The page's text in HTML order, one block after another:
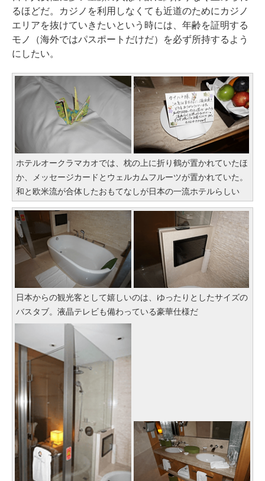
るほどだ。カジノを利用しなくても近道のためにカジノ
エリアを抜けていきたいという時には、年齢を証明する
モノ（海外ではパスポートだけだ）を必ず所持するよう
にしたい。
ホテルオークラマカオでは、枕の上に折り鶴が置かれていたほ
か、メッセージカードとウェルカムフルーツが置かれていた。
和と欧米流が合体したおもてなしが日本の一流ホテルらしい
日本からの観光客として嬉しいのは、ゆったりとしたサイズの
バスタブ。液晶テレビも備わっている豪華仕様だ